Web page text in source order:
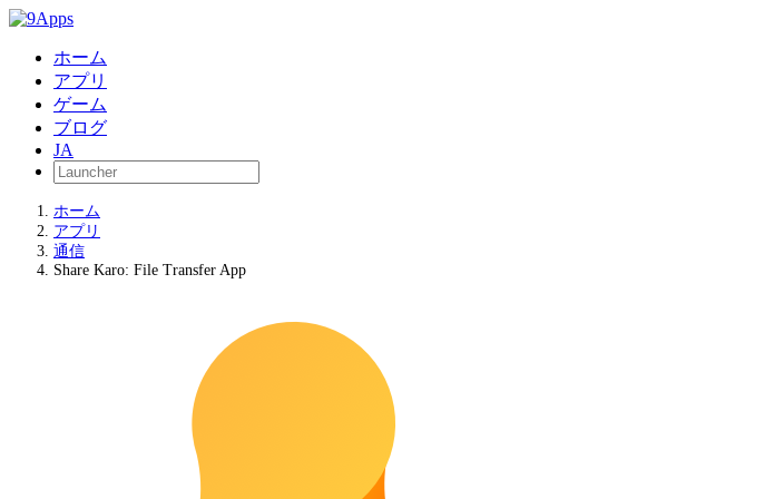
ホーム
アプリ
ゲーム
ブログ
JA
ホーム
アプリ
通信
Share Karo: File Transfer App